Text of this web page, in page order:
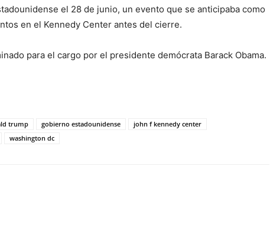
el 28 de junio, un evento que se anticipaba como
en el Kennedy Center antes del cierre.
para el cargo por el presidente demócrata Barack Obama.
trump gobierno estadounidense
john f kennedy center
washington dc